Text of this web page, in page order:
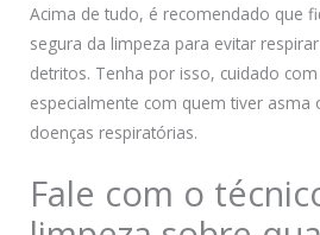
Acima de tudo, é recomendado que
segura da limpeza para evitar
detritos. Tenha por isso, cuidado com
especialmente com quem tiver asma
doenças respiratórias.
Fale com o